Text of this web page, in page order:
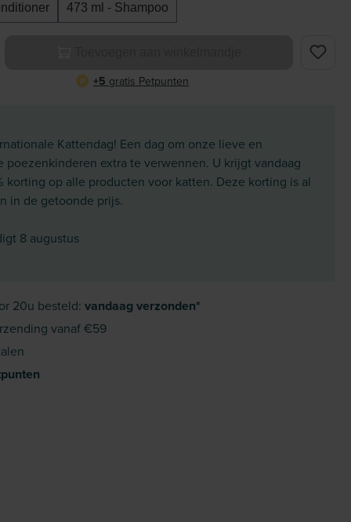
473 ml - Shampoo
Voer de gewenste hoeveelheid in of gebruik de
P +5 gratis Petpunten
Kattendag! Een dag om onze lieve en
poezenkinderen extra te verwennen. U krijgt vandaag
korting op alle producten voor katten. Deze korting is al
in de getoonde prijs.
8 augustus
20u besteld: vandaag verzonden*
vanaf €59